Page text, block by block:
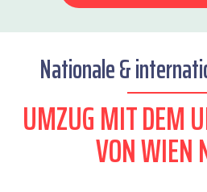
Nationale &
UMZUG MIT DEM
VON WIEN